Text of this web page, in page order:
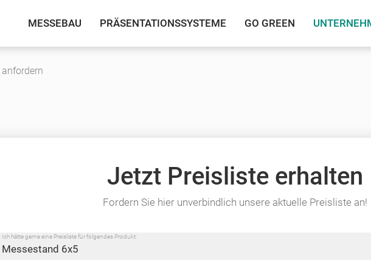
MESSEBAU PRÄSENTATIONSSYSTEME GO GREEN
Jetzt Preisliste erhalten
Fordern Sie hier unverbindlich unsere aktuelle Preisliste an!
Ich hätte gerne eine Preisliste für folgendes Produkt: